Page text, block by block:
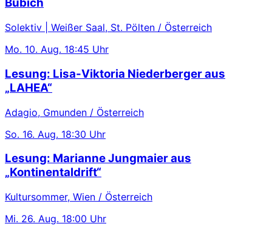
Bubich
Solektiv | Weißer Saal, St. Pölten / Österreich
Mo. 10. Aug. 18:45 Uhr
Lesung: Lisa-Viktoria Niederberger aus
„LAHEA“
Adagio, Gmunden / Österreich
So. 16. Aug. 18:30 Uhr
Lesung: Marianne Jungmaier aus
„Kontinentaldrift“
Kultursommer, Wien / Österreich
Mi. 26. Aug. 18:00 Uhr